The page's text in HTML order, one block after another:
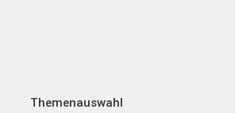
Themenauswahl